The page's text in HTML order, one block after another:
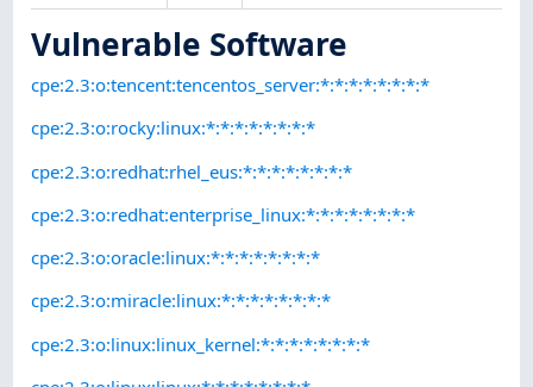
Vulnerable Software
cpe:2.3:o:tencent:tencentos_server:*:*:*:*:*:*:*:*
cpe:2.3:o:rocky:linux:*:*:*:*:*:*:*:*
cpe:2.3:o:redhat:rhel_eus:*:*:*:*:*:*:*:*
cpe:2.3:o:redhat:enterprise_linux:*:*:*:*:*:*:*:*
cpe:2.3:o:oracle:linux:*:*:*:*:*:*:*:*
cpe:2.3:o:miracle:linux:*:*:*:*:*:*:*:*
cpe:2.3:o:linux:linux_kernel:*:*:*:*:*:*:*:*